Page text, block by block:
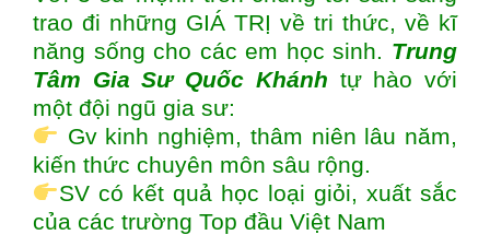
trao đi những GIÁ TRỊ về tri thức, về kĩ
năng sống cho các em học sinh. Trung
Tâm Gia Sư Quốc Khánh tự hào với
một đội ngũ gia sư:
Gv kinh nghiệm, thâm niên lâu năm,
kiến thức chuyên môn sâu rộng.
SV có kết quả học loại giỏi, xuất sắc
của các trường Top đầu Việt Nam